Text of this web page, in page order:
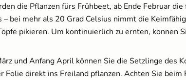
die Pflanzen fürs Frühbeet, ab Ende Februar
– bei mehr als 20 Grad Celsius nimmt die
pikieren. Um kontinuierlich zu ernten, können
und Anfang April können Sie die Setzlinge
Folie direkt ins Freiland pflanzen. Achten Sie